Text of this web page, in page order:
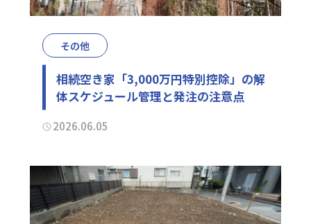
その他
相続空き家「3,000万円特別控除」の解
体スケジュール管理と発注の注意点
2026.06.05